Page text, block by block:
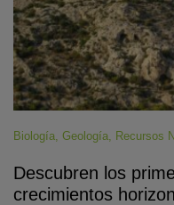
Biología, Geología, Recursos
Descubren los
crecimientos